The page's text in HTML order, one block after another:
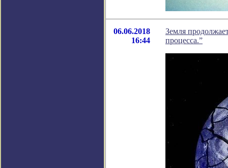
06.06.2018
16:44
Земля
процесса.”